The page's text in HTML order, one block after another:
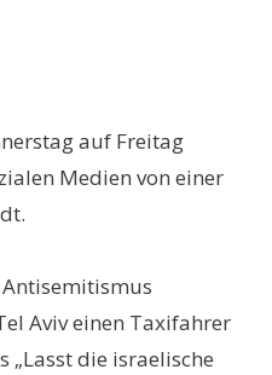
auf Freitag
Medien von einer
Aviv einen Taxifahrer
die israelische